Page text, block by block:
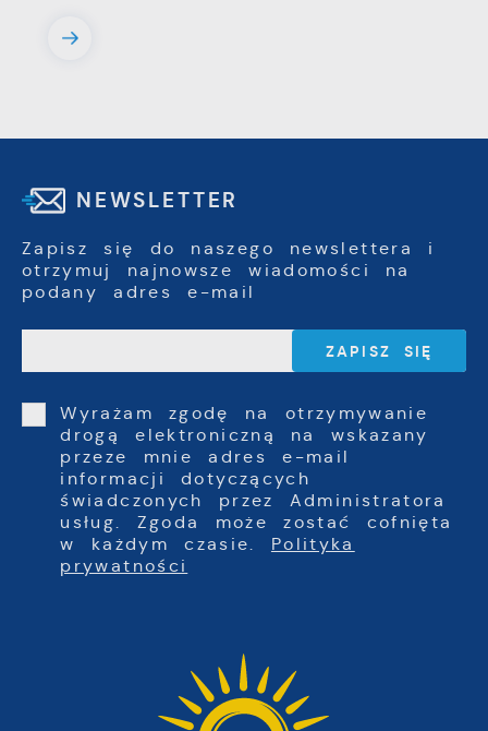
NEWSLETTER
Zapisz się do naszego newslettera i
otrzymuj najnowsze wiadomości na
podany adres e-mail
Wyrażam zgodę na otrzymywanie
drogą elektroniczną na wskazany
przeze mnie adres e-mail
informacji dotyczących
świadczonych przez Administratora
usług. Zgoda może zostać cofnięta
w każdym czasie. Polityka
prywatności